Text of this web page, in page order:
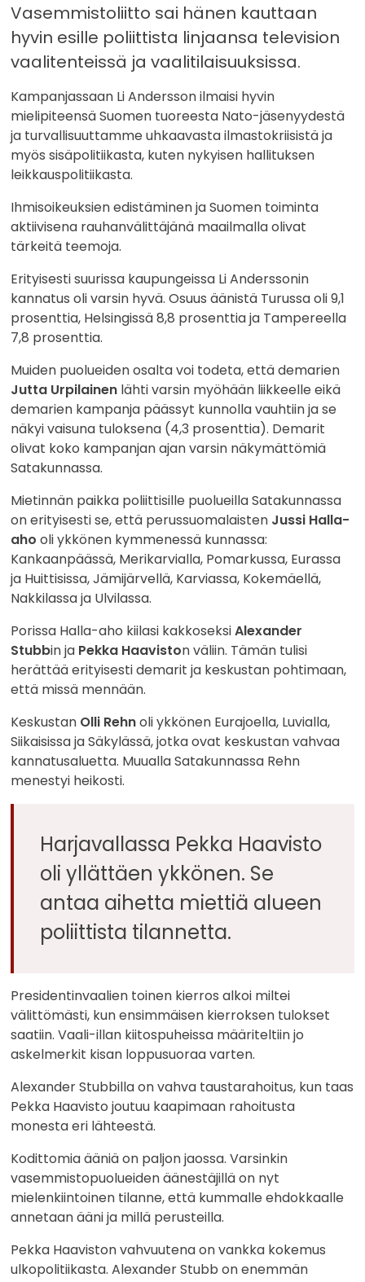
Vasemmistoliitto sai hänen kauttaan
hyvin esille poliittista linjaansa television
vaalitenteissä ja vaalitilaisuuksissa.
Kampanjassaan Li Andersson ilmaisi hyvin
mielipiteensä Suomen tuoreesta Nato-jäsenyydestä
ja turvallisuuttamme uhkaavasta ilmastokriisistä ja
myös sisäpolitiikasta, kuten nykyisen hallituksen
leikkauspolitiikasta.
Ihmisoikeuksien edistäminen ja Suomen toiminta
aktiivisena rauhanvälittäjänä maailmalla olivat
tärkeitä teemoja.
Erityisesti suurissa kaupungeissa Li Anderssonin
kannatus oli varsin hyvä. Osuus äänistä Turussa oli 9,1
prosenttia, Helsingissä 8,8 prosenttia ja Tampereella
7,8 prosenttia.
Muiden puolueiden osalta voi todeta, että demarien
Jutta Urpilainen lähti varsin myöhään liikkeelle eikä
demarien kampanja päässyt kunnolla vauhtiin ja se
näkyi vaisuna tuloksena (4,3 prosenttia). Demarit
olivat koko kampanjan ajan varsin näkymättömiä
Satakunnassa.
Mietinnän paikka poliittisille puolueilla Satakunnassa
on erityisesti se, että perussuomalaisten Jussi Halla-
aho oli ykkönen kymmenessä kunnassa:
Kankaanpäässä, Merikarvialla, Pomarkussa, Eurassa
ja Huittisissa, Jämijärvellä, Karviassa, Kokemäellä,
Nakkilassa ja Ulvilassa.
Porissa Halla-aho kiilasi kakkoseksiAlexander
Stubbin ja Pekka Haaviston väliin. Tämän tulisi
herättää erityisesti demarit ja keskustan pohtimaan,
että missä mennään.
Keskustan Olli Rehnoli ykkönen Eurajoella, Luvialla,
Siikaisissa ja Säkylässä, jotka ovat keskustan vahvaa
kannatusaluetta. Muualla Satakunnassa Rehn
menestyi heikosti.
Harjavallassa Pekka Haavisto
oli yllättäen ykkönen. Se
antaa aihetta miettiä alueen
poliittista tilannetta.
Presidentinvaalien toinen kierros alkoi miltei
välittömästi, kun ensimmäisen kierroksen tulokset
saatiin. Vaali-illan kiitospuheissa määriteltiin jo
askelmerkit kisan loppusuoraa varten.
Alexander Stubbilla on vahva taustarahoitus, kun taas
Pekka Haavisto joutuu kaapimaan rahoitusta
monesta eri lähteestä.
Kodittomia ääniä on paljon jaossa. Varsinkin
vasemmistopuolueiden äänestäjillä on nyt
mielenkiintoinen tilanne, että kummalle ehdokkaalle
annetaan ääni ja millä perusteilla.
Pekka Haaviston vahvuutena on vankka kokemus
ulkopolitiikasta. Alexander Stubb on enemmän